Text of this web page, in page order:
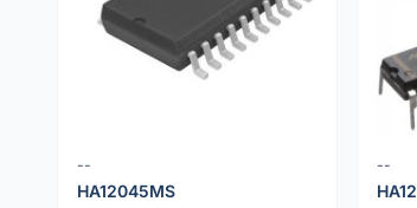
--
HA12045MS
--